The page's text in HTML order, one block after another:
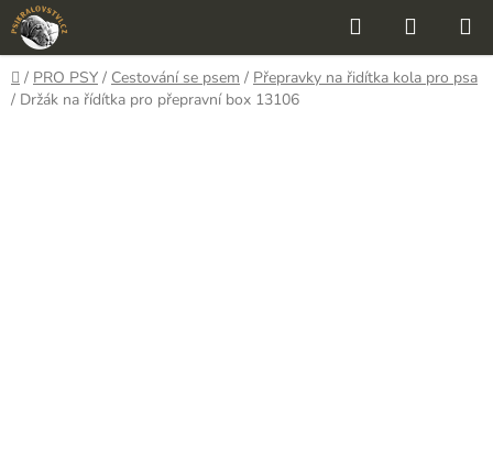
Přejít
na
obsah
Hledat
KOŠÍK
Domů
/ PRO PSY / Cestování se psem / Přepravky na řidítka kola pro psa
/ Držák na řídítka pro přepravní box 13106